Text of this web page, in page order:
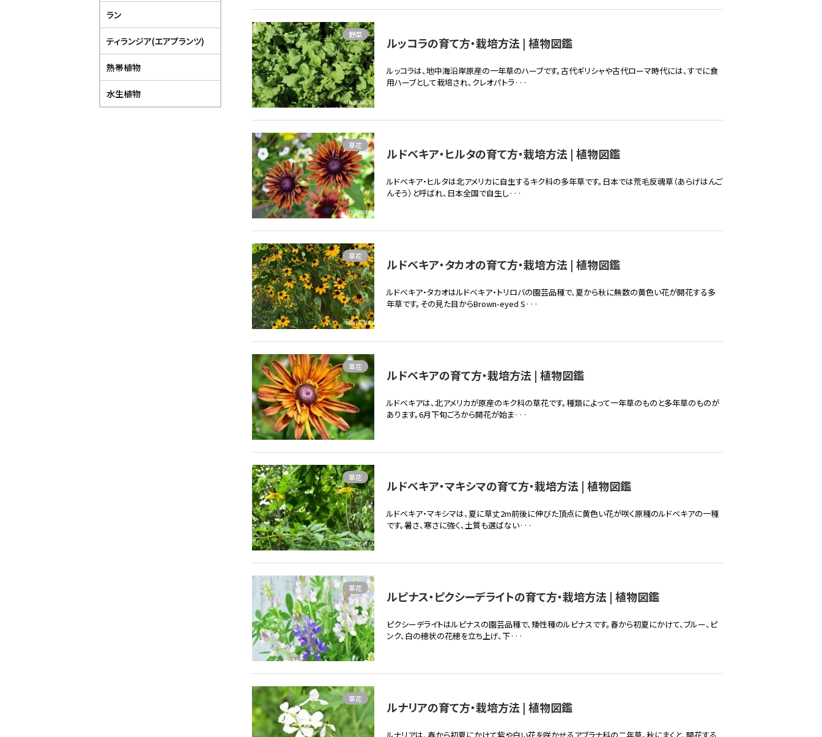
ルッコラの育て方・栽培方法 | 植物図鑑
ルッコラは、地中海沿岸原産の一年草のハーブです。古代ギリシャや古代ローマ時代には、すでに食
用ハーブとして栽培され、クレオパトラ···
野菜
ルドベキア・ヒルタの育て方・栽培方法 | 植物図鑑
ルドベキア・ヒルタは北アメリカに自生するキク科の多年草です。日本では荒毛反魂草（あらげはんご
んそう）と呼ばれ、日本全国で自生し···
草花
ルドベキア・タカオの育て方・栽培方法 | 植物図鑑
ルドベキア・タカオはルドベキア・トリロバの園芸品種で、夏から秋に無数の黄色い花が開花する多
年草です。その見た目からBrown-eyed S···
草花
ルドベキアの育て方・栽培方法 | 植物図鑑
ルドベキアは、北アメリカが原産のキク科の草花です。種類によって一年草のものと多年草のものが
あります。6月下旬ごろから開花が始ま···
草花
ルドベキア・マキシマの育て方・栽培方法 | 植物図鑑
ルドベキア・マキシマは、夏に草丈2m前後に伸びた頂点に黄色い花が咲く原種のルドベキアの一種
です。暑さ、寒さに強く、土質も選ばない···
草花
ルピナス・ピクシーデライトの育て方・栽培方法 | 植物図鑑
ピクシーデライトはルピナスの園芸品種で、矮性種のルピナスです。春から初夏にかけて、ブルー、ピ
ンク、白の穂状の花穂を立ち上げ、下···
草花
ルナリアの育て方・栽培方法 | 植物図鑑
草花
ラン
ティランジア(エアプランツ)
熱帯植物
水生植物